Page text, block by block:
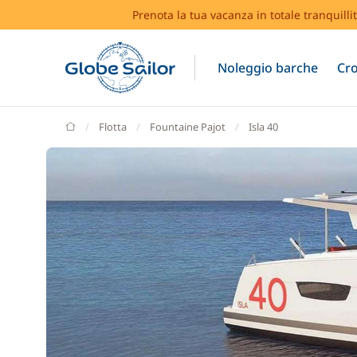
Prenota la tua vacanza in totale
Noleggio barche
GlobeSailor
Flotta Fountaine Pajot Isla 40